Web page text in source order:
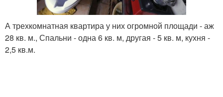
А трехкомнатная квартира у них огромной площади - аж
28 кв. м., Спальни - одна 6 кв. м, другая - 5 кв. м, кухня -
2,5 кв.м.